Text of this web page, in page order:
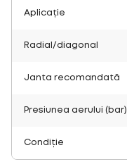
Aplicație
Radial/diagonal
Janta recomandată
Presiunea aerului (bar)
Condiție